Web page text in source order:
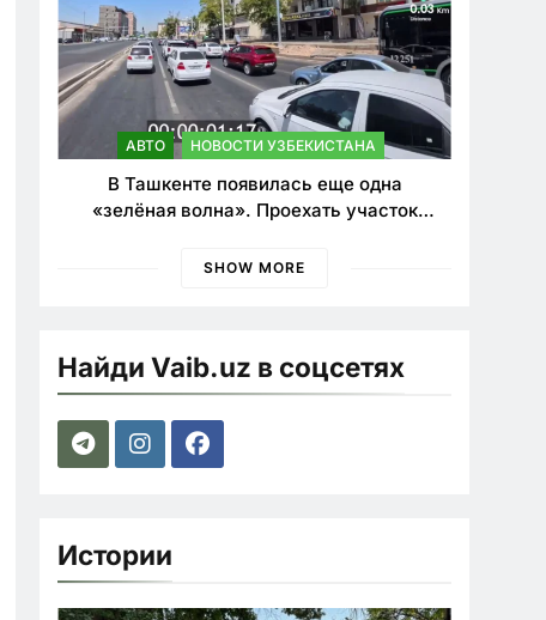
АВТО НОВОСТИ УЗБЕКИСТАНА
В Ташкенте появилась еще одна
«зелёная волна». Проехать участок
SHOW MORE
Найди Vaib.uz в соцсетях
Истории